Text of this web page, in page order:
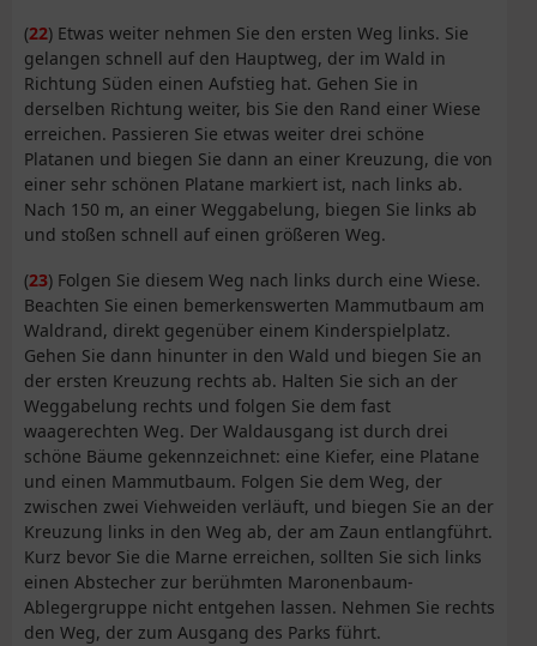
(22) Etwas weiter nehmen Sie den ersten Weg links. Sie
gelangen schnell auf den Hauptweg, der im Wald in
Richtung Süden einen Aufstieg hat. Gehen Sie in
derselben Richtung weiter, bis Sie den Rand einer Wiese
erreichen. Passieren Sie etwas weiter drei schöne
Platanen und biegen Sie dann an einer Kreuzung, die von
einer sehr schönen Platane markiert ist, nach links ab.
Nach 150 m, an einer Weggabelung, biegen Sie links ab
und stoßen schnell auf einen größeren Weg.
(23) Folgen Sie diesem Weg nach links durch eine Wiese.
Beachten Sie einen bemerkenswerten Mammutbaum am
Waldrand, direkt gegenüber einem Kinderspielplatz.
Gehen Sie dann hinunter in den Wald und biegen Sie an
der ersten Kreuzung rechts ab. Halten Sie sich an der
Weggabelung rechts und folgen Sie dem fast
waagerechten Weg. Der Waldausgang ist durch drei
schöne Bäume gekennzeichnet: eine Kiefer, eine Platane
und einen Mammutbaum. Folgen Sie dem Weg, der
zwischen zwei Viehweiden verläuft, und biegen Sie an der
Kreuzung links in den Weg ab, der am Zaun entlangführt.
Kurz bevor Sie die Marne erreichen, sollten Sie sich links
einen Abstecher zur berühmten Maronenbaum-
Ablegergruppe nicht entgehen lassen. Nehmen Sie rechts
den Weg, der zum Ausgang des Parks führt.